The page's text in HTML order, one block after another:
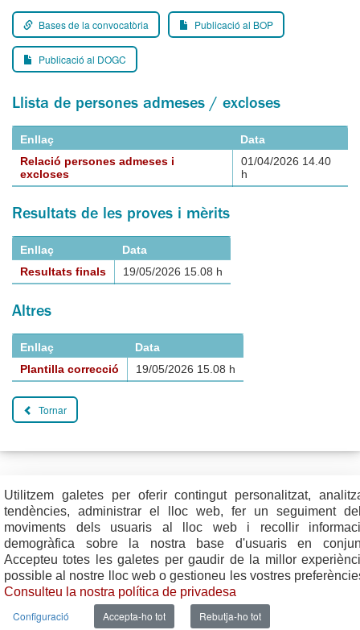
Bases de la convocatòria Publicació al BOP
Publicació al DOGC
Llista de persones admeses / excloses
Enllaç
Data
Relació persones admeses i
excloses
01/04/2026 14.40
h
Resultats de les proves i mèrits
Enllaç
Data
Resultats finals
19/05/2026 15.08 h
Altres
Enllaç
Data
Plantilla correcció
19/05/2026 15.08 h
Tornar
Plaça del Vi, 1
17004 GIRONA
Tel. 972 419 010
Contacte
Mapa del web
Mapa de xarxes
Avís legal
Utilitzem galetes per oferir contingut personalitzat,
tendències, administrar el lloc web, fer un seguiment
moviments dels usuaris al lloc web i recollir
demogràfica sobre la nostra base d'usuaris en
Accepteu totes les galetes per gaudir de la millor
possible al nostre lloc web o gestioneu les vostres
Consulteu la nostra política de privadesa
Configuració
Accepta-ho tot Rebutja-ho tot